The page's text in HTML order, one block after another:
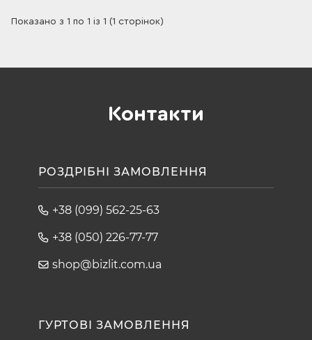
Показано з 1 по 1 із 1 (1 сторінок)
Контакти
РОЗДРІБНІ ЗАМОВЛЕННЯ
+38 (099) 562-25-63
+38 (050) 226-77-77
shop@bizlit.com.ua
ГУРТОВІ ЗАМОВЛЕННЯ